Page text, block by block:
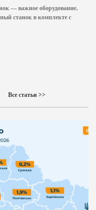
— важное оборудование.
станок в комплекте с
Все статьи >>